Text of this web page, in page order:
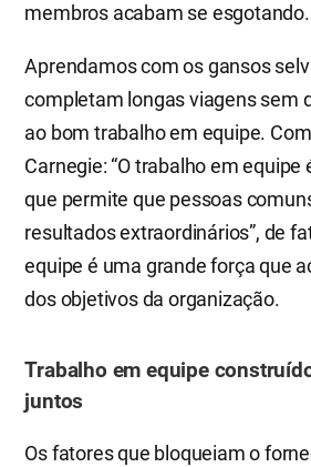
membros acabam se esgotando.
Aprendamos com os gansos
completam longas viagens sem
ao bom trabalho em equipe.
Carnegie: “O trabalho em equipe
que permite que pessoas
resultados extraordinários”, de
equipe é uma grande força que
dos objetivos da organização.
Trabalho em equipe
juntos
Os fatores que bloqueiam o